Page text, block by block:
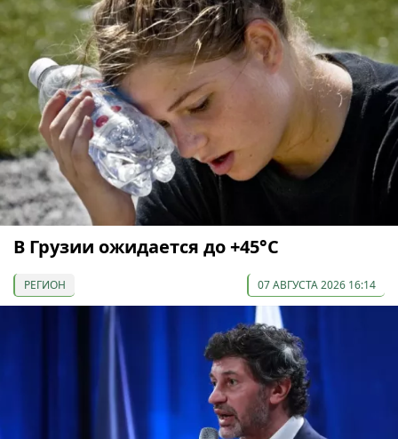
В Грузии ожидается до +45°С
РЕГИОН 07 АВГУСТА 2026 16:14